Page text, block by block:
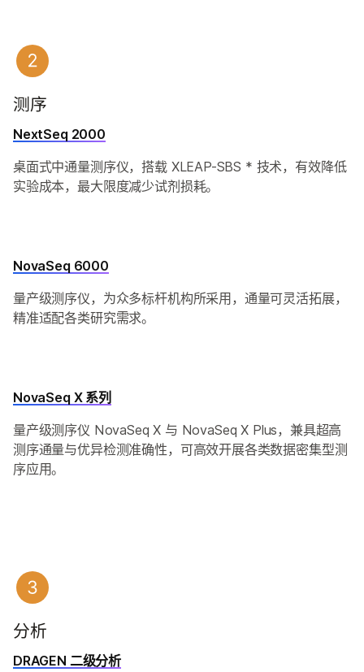
测序
NextSeq 2000
桌面式中通量测序仪，搭载 XLEAP-SBS * 技术，有效降低
实验成本，最大限度减少试剂损耗。
NovaSeq 6000
量产级测序仪，为众多标杆机构所采用，通量可灵活拓展，
精准适配各类研究需求。
NovaSeq X 系列
量产级测序仪 NovaSeq X 与 NovaSeq X Plus，兼具超高
测序通量与优异检测准确性，可高效开展各类数据密集型测
序应用。
分析
DRAGEN 二级分析